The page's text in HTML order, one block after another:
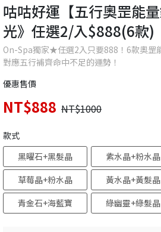
咕咕好運【五行奧罡能
光》任選2/入$888(6款)
On-Spa獨家★任選2入只要888！6款奧罡
對應五行補齊命中不足的運勢！
優惠售價
NT$888 NT$1000
款式
黑曜石+黑髮晶
紫水晶+粉水晶
草莓晶+粉水晶
黃水晶+黃髮晶
青金石+海藍寶
綠幽靈+綠髮晶